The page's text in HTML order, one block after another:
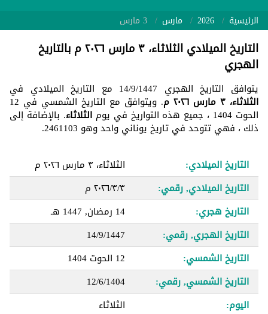
الرئيسية 2026 مارس 3 مارس
التاريخ الميلادي الثلاثاء، ٣ مارس ٢٠٢٦ م بالتاريخ
الهجري
يتوافق التاريخ الهجري 14/9/1447 مع التاريخ الميلادي في
الثلاثاء، ٣ مارس ٢٠٢٦ م . ويتوافق مع التاريخ الشمسي في 12
الحوت 1404 ، جميع هذه التواريخ في يوم الثلاثاء. بالإضافة إلى
ذلك ، فهي تتوحد في تاريخ يوناني واحد وهو 2461103.
التاريخ الميلادي:
الثلاثاء، ٣ مارس ٢٠٢٦ م
التاريخ الميلادي, رقمي:
٣‏/٣‏/٢٠٢٦ م
التاريخ هجري:
14 رمضان, 1447 هـ
التاريخ الهجري, رقمي:
14/9/1447
التاريخ الشمسي:
12 الحوت 1404
التاريخ الشمسي, رقمي:
12/6/1404
اليوم:
الثلاثاء